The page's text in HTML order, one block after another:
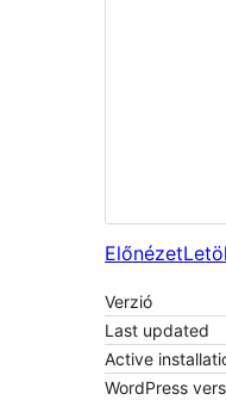
Előnézet
Verzió
Last updated
Active
WordPress